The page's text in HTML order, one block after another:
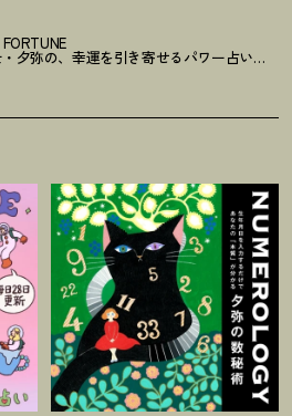
FORTUNE
・夕弥の、幸運を引き寄せるパワー占い【7